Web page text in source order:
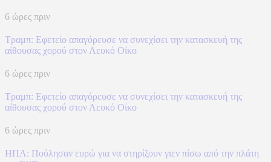
6 ώρες πριν
Τραμπ: Εφετείο απαγόρευσε να συνεχίσει την κατασκευή της
αίθουσας χορού στον Λευκό Οίκο
6 ώρες πριν
Τραμπ: Εφετείο απαγόρευσε να συνεχίσει την κατασκευή της
αίθουσας χορού στον Λευκό Οίκο
6 ώρες πριν
ΗΠΑ: Πούλησαν ευρώ για να στηρίξουν γιεν πίσω από την πλάτη